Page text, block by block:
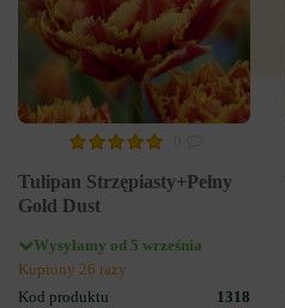
Tulipan Strzępiasty+Pełny
Gold Dust
Wysyłamy od 5 września
Kupiony 26 razy
Kod produktu
1318